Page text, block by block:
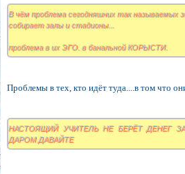
В чём проблема сегодняшних так называемых
собирает залы и стадионы...
проблема в их ЭГО. в банальной КОРЫСТИ.
Проблемы в тех, кто идёт туда....в том что
НАСТОЯЩИЙ УЧИТЕЛЬ НЕ БЕРЁТ ДЕНЕГ
ДАРОМ ДАВАЙТЕ